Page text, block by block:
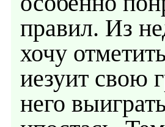
правил. Из
хочу
иезуит свою
него